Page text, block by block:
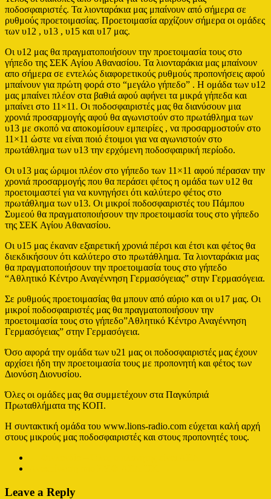
ποδοσφαιριστές. Τα λιονταράκια μας μπαίνουν από σήμερα σε
ρυθμούς προετοιμασίας. Προετοιμασία αρχίζουν σήμερα οι ομάδες
των υ12 , υ13 , υ15 και υ17 μας.
Οι υ12 μας θα πραγματοποιήσουν την προετοιμασία τους στο
γήπεδο της ΣΕΚ Αγίου Αθανασίου. Τα λιονταράκια μας μπαίνουν
απο σήμερα σε εντελώς διαφορετικούς ρυθμούς προπονήσεις αφού
μπαίνουν για πρώτη φορά στο “μεγάλο γήπεδο” . Η ομάδα των υ12
μας μπαίνει πλέον στα βαθιά αφού αφήνει τα μικρά γήπεδα και
μπαίνει στο 11×11. Οι ποδοσφαιριστές μας θα διανύσουν μια
χρονιά προσαρμογής αφού θα αγωνιστούν στο πρωτάθλημα των
υ13 με σκοπό να αποκομίσουν εμπειρίες , να προσαρμοστούν στο
11×11 ώστε να είναι ποιό έτοιμοι για να αγωνιστούν στο
πρωτάθλημα των υ13 την ερχόμενη ποδοσφαιρική περίοδο.
Οι υ13 μας ώριμοι πλέον στο γήπεδο των 11×11 αφού πέρασαν την
χρονιά προσαρμογής που θα περάσει φέτος η ομάδα των υ12 θα
προετοιμαστεί για να κυνηγήσει ότι καλύτερο φέτος στο
πρωτάθλημα των υ13. Οι μικροί ποδοσφαιριστές του Πάμπου
Συμεού θα πραγματοποιήσουν την προετοιμασία τους στο γήπεδο
της ΣΕΚ Αγίου Αθανασίου.
Οι υ15 μας έκαναν εξαιρετική χρονιά πέρσι και έτσι και φέτος θα
διεκδικήσουν ότι καλύτερο στο πρωτάθλημα. Τα λιονταράκια μας
θα πραγματοποιήσουν την προετοιμασία τους στο γήπεδο
“Αθλητικό Κέντρο Αναγέννηση Γερμασόγειας” στην Γερμασόγεια.
Σε ρυθμούς προετοιμασίας θα μπουν από αύριο και οι υ17 μας. Οι
μικροί ποδοσφαιριστές μας θα πραγματοποιήσουν την
προετοιμασία τους στο γήπεδο”Αθλητικό Κέντρο Αναγέννηση
Γερμασόγειας” στην Γερμασόγεια.
Όσο αφορά την ομάδα των υ21 μας οι ποδοσφαιριστές μας έχουν
αρχίσει ήδη την προετοιμασία τους με προπονητή και φέτος των
Διονύση Διονυσίου.
Όλες οι ομάδες μας θα συμμετέχουν στα Παγκύπριά
Πρωταθλήματα της ΚΟΠ.
Η συντακτική ομάδα του www.lions-radio.com εύχεται καλή αρχή
στους μικρούς μας ποδοσφαιριστές και στους προπονητές τους.
Leave a Reply